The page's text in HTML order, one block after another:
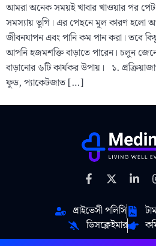
আমরা অনেক সময়ই খাবার খাওয়ার পর পেট
সমস্যায় ভুগি। এর পেছনে মূল কারণ হলো
জীবনযাপন এবং পানি কম পান করা। তবে
আপনি হজমশক্তি বাড়াতে পারেন। চলুন
বাড়ানোর ৬টি কার্যকর উপায়। ১.
ফুড, প্যাকেটজাত […]
প্রাইভেসী পলিসি
ডিসক্লেইমার